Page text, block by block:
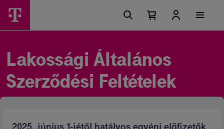
Lakossági
Ászf
Magyar
Telekom
csoport
Főmenü
lehetőségek
Kosárban
Kosár
Lakossági Általános
Szerződési Feltételek
2025. június 1-jétől hatályos egyéni előfizetők